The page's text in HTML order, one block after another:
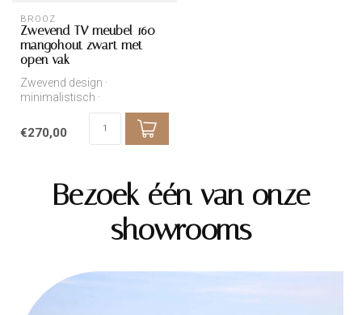
BROOZ
Zwevend TV meubel 160 –
mangohout zwart met
open vak
Zwevend design ·
minimalistisch ·
onderhoudsvriendelijk
€270,00
Bezoek één van onze
showrooms